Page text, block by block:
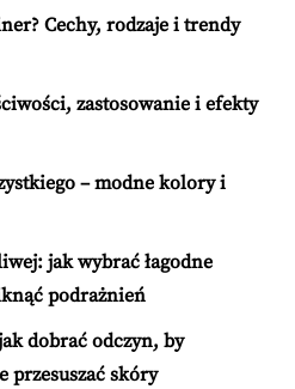
Cechy, rodzaje i trendy
zastosowanie i efekty
– modne kolory i
jak wybrać łagodne
podrażnień
dobrać odczyn, by
przesuszać skóry